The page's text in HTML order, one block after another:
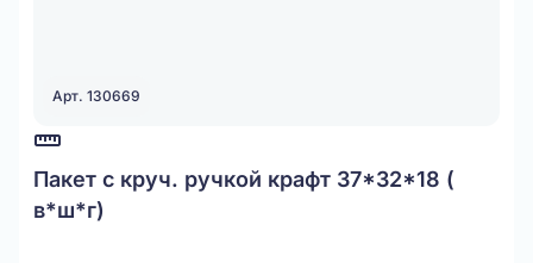
Арт. 130669
Пакет с круч. ручкой крафт 37*32*18 (
в*ш*г)